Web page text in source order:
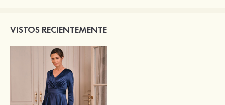
VISTOS RECIENTEMENTE